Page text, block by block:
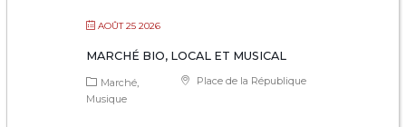
AOÛT 25 2026
MARCHÉ BIO, LOCAL ET MUSICAL
Place de la République
Marché
Musique